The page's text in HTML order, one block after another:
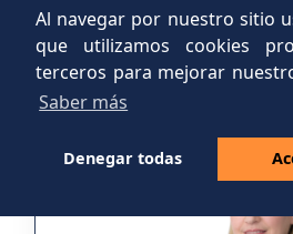
Al navegar por nuestro sitio
que utilizamos cookies
terceros para mejorar
Saber más
Denegar todas
Acceder al CV